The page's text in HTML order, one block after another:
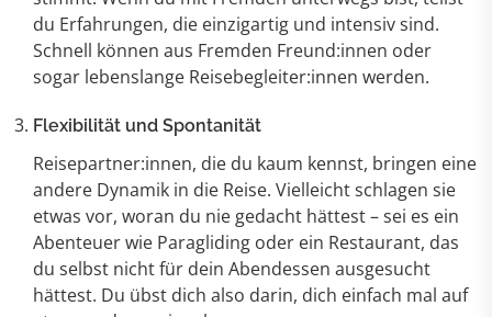
du Erfahrungen, die einzigartig und intensiv sind.
Schnell können aus Fremden Freund:innen oder
sogar lebenslange Reisebegleiter:innen werden.
Flexibilität und Spontanität
Reisepartner:innen, die du kaum kennst, bringen eine
andere Dynamik in die Reise. Vielleicht schlagen sie
etwas vor, woran du nie gedacht hättest – sei es ein
Abenteuer wie Paragliding oder ein Restaurant, das
du selbst nicht für dein Abendessen ausgesucht
hättest. Du übst dich also darin, dich einfach mal auf